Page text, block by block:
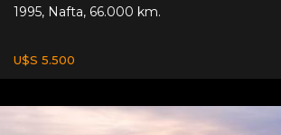
1995, Nafta, 66.000 km.
U$S 5.500